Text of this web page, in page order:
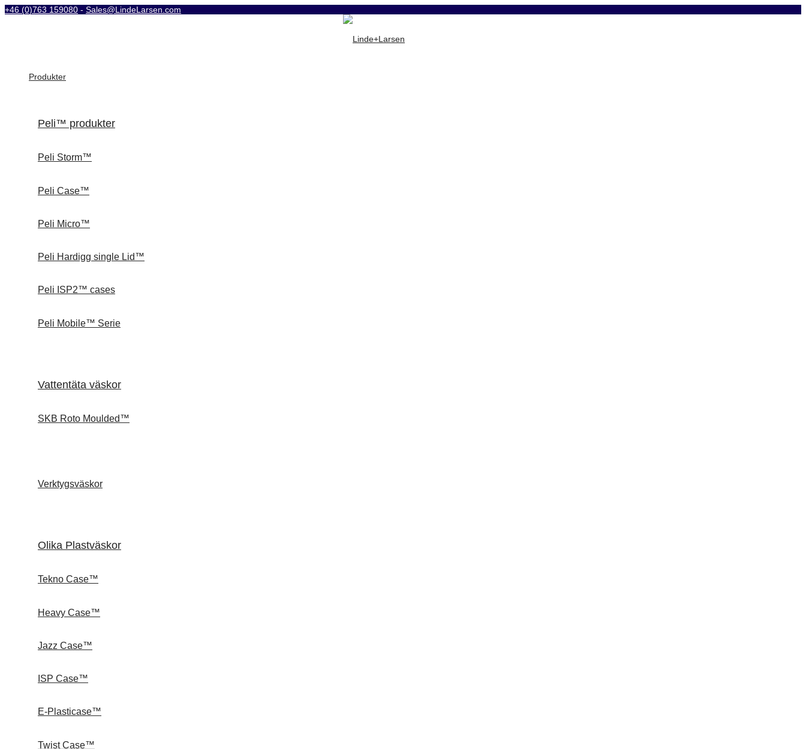
+46 (0)763 159080 - Sales@LindeLarsen.com
Produkter
Peli™ produkter
Peli Storm™
Peli Case™
Peli Micro™
Peli Hardigg single Lid™
Peli ISP2™ cases
Peli Mobile™ Serie
Vattentäta väskor
SKB Roto Moulded™
Verktygsväskor
Olika Plastväskor
Tekno Case™
Heavy Case™
Jazz Case™
ISP Case™
E-Plasticase™
Twist Case™